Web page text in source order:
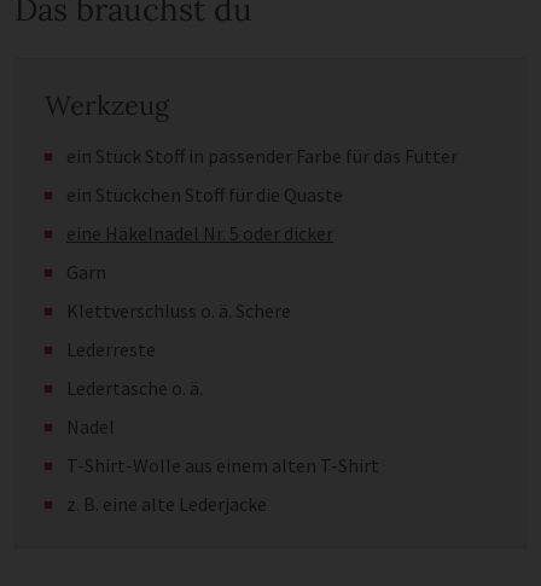
Das brauchst du
Werkzeug
ein Stück Stoff in passender Farbe für das Futter
ein Stückchen Stoff für die Quaste
eine Häkelnadel Nr. 5 oder dicker
Garn
Klettverschluss o. ä. Schere
Lederreste
Ledertasche o. ä.
Nadel
T-Shirt-Wolle aus einem alten T-Shirt
z. B. eine alte Lederjacke